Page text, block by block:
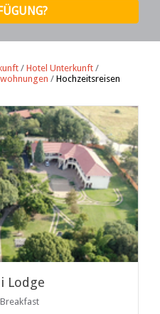
/ Hotel Unterkunft /
/ Hochzeitsreisen
Lodge